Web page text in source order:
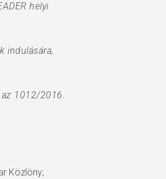
helyi
indulására,
1012/2016.
Közlöny;